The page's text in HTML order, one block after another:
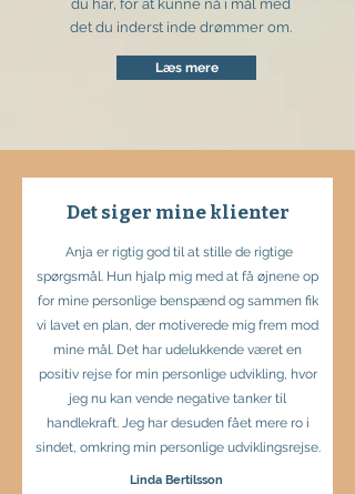
du har, for at kunne nå i mål med
det du inderst inde drømmer om.
Læs mere
Det siger mine klienter
Anja er rigtig god til at stille de rigtige
spørgsmål. Hun hjalp mig med at få øjnene op
for mine personlige benspænd og sammen fik
vi lavet en plan, der motiverede mig frem mod
mine mål. Det har udelukkende været en
positiv rejse for min personlige udvikling, hvor
jeg nu kan vende negative tanker til
handlekraft. Jeg har desuden fået mere ro i
sindet, omkring min personlige udviklingsrejse.
Linda Bertilsson